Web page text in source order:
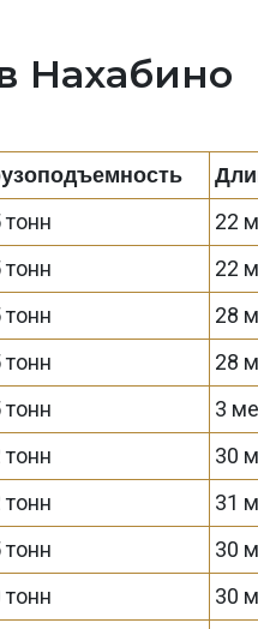
Нахабино
тонн 22
тонн 22
тонн 28
тонн 28
тонн 3
тонн 30
тонн 31
тонн 30
тонн 30